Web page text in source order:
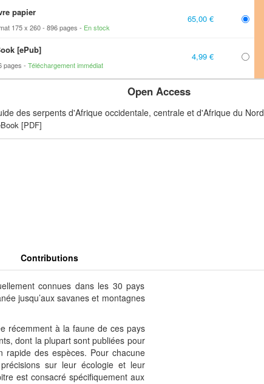
papier
175 x 260 896 pages En stock
65,00 €
[ePub]
pages Téléchargement immédiat
4,99 €
Open Access
des serpents d'Afrique occidentale, centrale et d'Afrique du Nord
[PDF]
Contributions
connues dans les 30 pays
jusqu’aux savanes et montagnes
récemment à la faune de ces pays
dont la plupart sont publiées pour
rapide des espèces. Pour chacune
sur leur écologie et leur
est consacré spécifiquement aux